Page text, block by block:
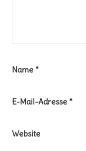
Name *
E-Mail-Adresse *
Website